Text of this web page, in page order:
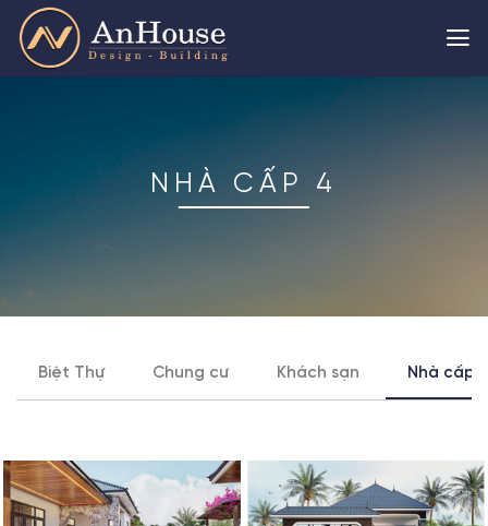
Skip
content
NHÀ CẤP 4
Biệt Thự Chung cư Khách sạn Nhà cấp